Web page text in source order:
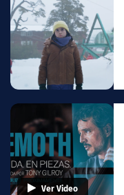
Ver Video